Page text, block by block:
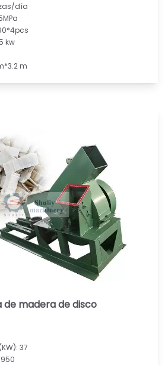
día
kw
m
de madera de disco
37